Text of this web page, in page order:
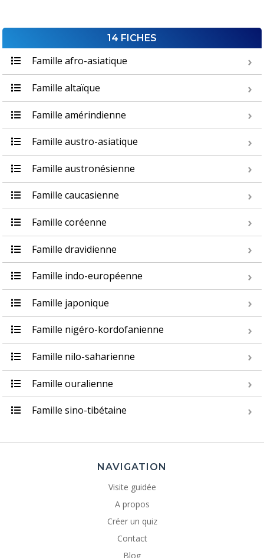
14 FICHES
Famille afro-asiatique
Famille altaïque
Famille amérindienne
Famille austro-asiatique
Famille austronésienne
Famille caucasienne
Famille coréenne
Famille dravidienne
Famille indo-européenne
Famille japonique
Famille nigéro-kordofanienne
Famille nilo-saharienne
Famille ouralienne
Famille sino-tibétaine
NAVIGATION
Visite guidée
A propos
Créer un quiz
Contact
Blog